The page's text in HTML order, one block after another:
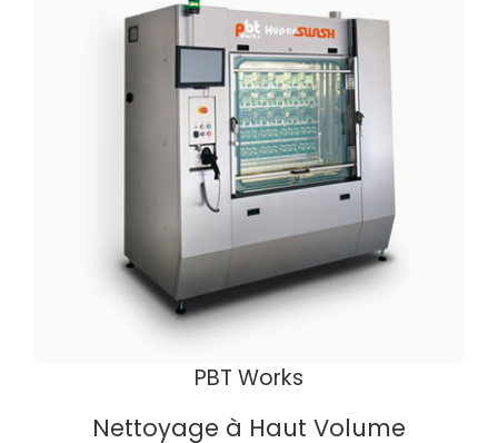
PBT Works
Nettoyage à Haut Volume